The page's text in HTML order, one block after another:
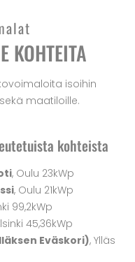
KOHTEITA
isoihin
maatiloille.
kohteista
, Oulu 23kWp
, Oulu 21kWp
99,2kWp
45,36kWp
Eväskori), Ylläs